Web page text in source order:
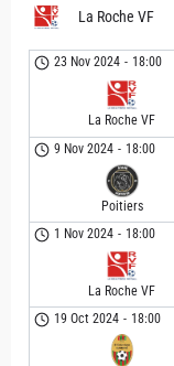
La Roche VF
23 Nov 2024 - 18:00
La Roche VF
9 Nov 2024 - 18:00
Poitiers
1 Nov 2024 - 18:00
La Roche VF
19 Oct 2024 - 18:00